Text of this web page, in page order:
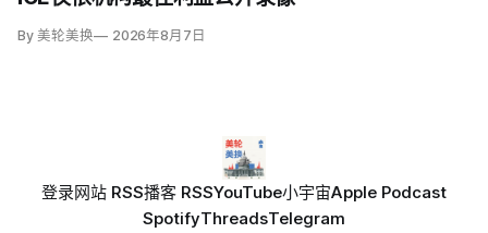
By 美轮美换 2026年8月7日
登录网站 RSS播客 RSSYouTube小宇宙Apple Podcast
SpotifyThreadsTelegram